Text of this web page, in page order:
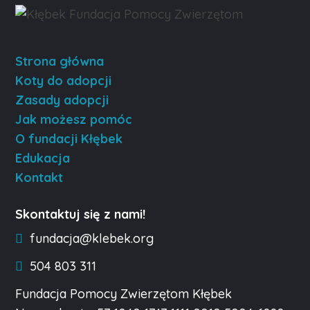
Strona główna
Koty do adopcji
Zasady adopcji
Jak możesz pomóc
O fundacji Kłębek
Edukacja
Kontakt
Skontaktuj się z nami!
fundacja@klebek.org
504 803 311
Fundacja Pomocy Zwierzętom Kłębek